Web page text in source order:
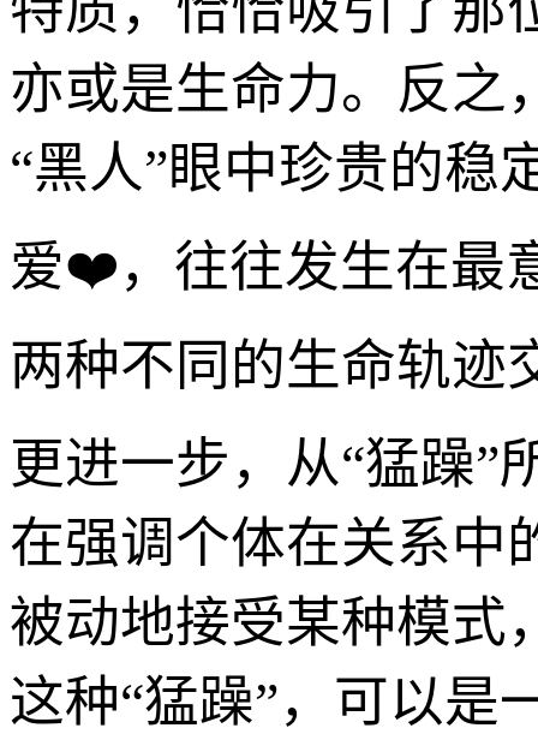
亦或是生命力。反之
“黑人”眼中珍贵的稳
爱❤️，往往发生在最
两种不同的生命轨迹
更进一步，从“猛躁”
在强调个体在关系中
被动地接受某种模式
这种“猛躁”，可以是